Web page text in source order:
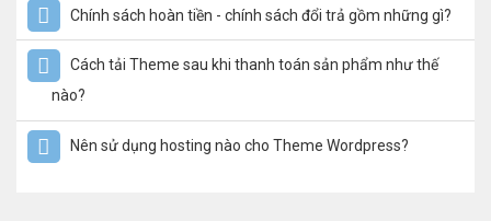
Chính sách hoàn tiền - chính sách đổi trả gồm những gì?
Cách tải Theme sau khi thanh toán sản phẩm như thế
nào?
Nên sử dụng hosting nào cho Theme Wordpress?